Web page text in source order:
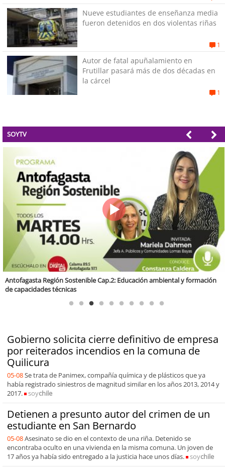
Nueve estudiantes de enseñanza media
fueron detenidos en dos violentas riñas
1
Autor de fatal apuñalamiento en
Frutillar pasará más de dos décadas en
la cárcel
1
SOYTV
Región Sostenible Cap 60: Economía circular y desarrollo regional
Gobierno solicita cierre definitivo de empresa
por reiterados incendios en la comuna de
Quilicura
05-08Se trata de Panimex, compañía química y de plásticos que ya
había registrado siniestros de magnitud similar en los años 2013, 2014 y
2017.
soychile
Detienen a presunto autor del crimen de un
estudiante en San Bernardo
05-08Asesinato se dio en el contexto de una riña. Detenido se
encontraba oculto en una vivienda en la misma comuna. Un joven de
17 años ya había sido entregado a la justicia hace unos días.
soychile